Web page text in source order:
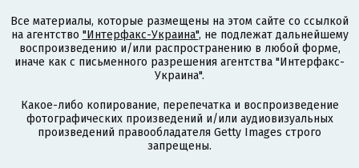
Все материалы, которые размещены на этом сайте со ссылкой
на агентство "Интерфакс-Украина", не подлежат дальнейшему
воспроизведению и/или распространению в любой форме,
иначе как с письменного разрешения агентства "Интерфакс-
Украина".
Какое-либо копирование, перепечатка и воспроизведение
фотографических произведений и/или аудиовизуальных
произведений правообладателя Getty Images строго
запрещены.